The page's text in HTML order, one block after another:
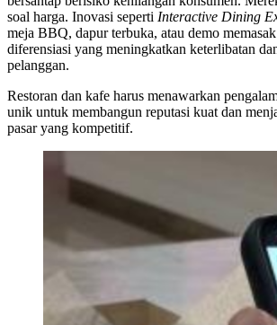
soal harga. Inovasi seperti Interactive Dining
meja BBQ, dapur terbuka, atau demo
diferensiasi yang meningkatkan keterlibatan
pelanggan.
Restoran dan kafe harus menawarkan
unik untuk membangun reputasi kuat dan
pasar yang kompetitif.